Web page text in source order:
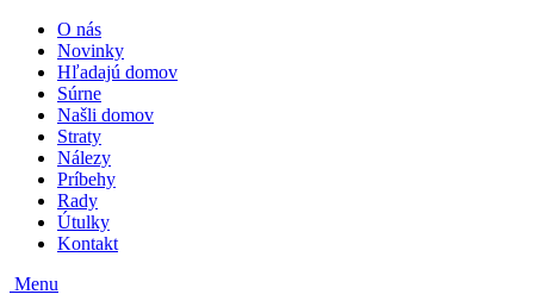
O nás
Novinky
Hľadajú domov
Súrne
Našli domov
Straty
Nálezy
Príbehy
Rady
Útulky
Kontakt
Menu